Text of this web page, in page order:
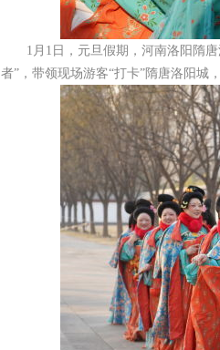
1月1日，元旦假期，河南洛阳隋
者”，带领现场游客“打卡”隋唐洛阳城